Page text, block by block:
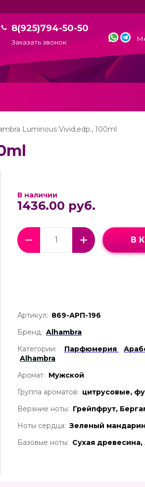
8(925)794-50-50
Заказать звонок
Luminous Vivid,edp., 100ml
В наличии
1436.00 руб.
В
Артикул: 869-АРП-196
Бренд: Alhambra
Категории:
Парфюмерия
Alhambra
Аромат: Мужской
Группа ароматов: цитрусовые,
Верхние ноты: Грейпфрут,
Ноты сердца: Зеленый
Базовые ноты: Сухая